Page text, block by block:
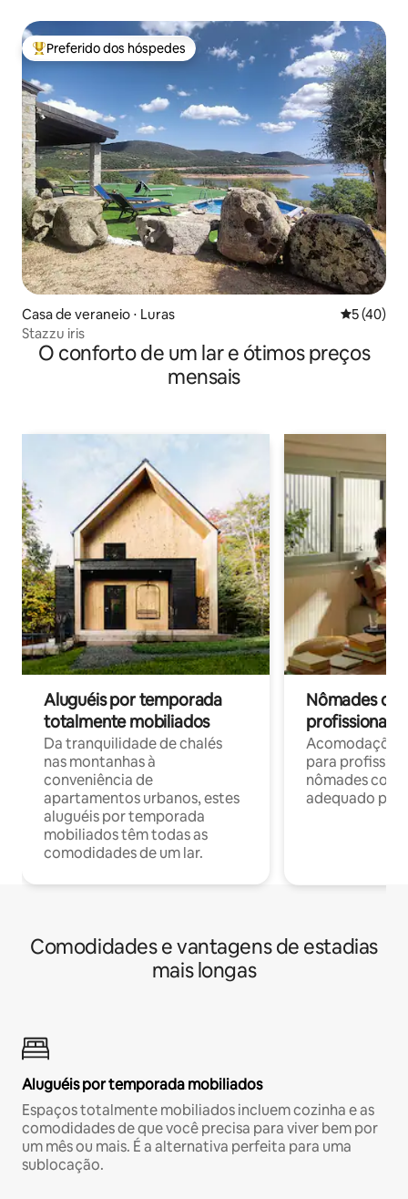
Entre os melhores preferidos dos hóspedes
Preferido dos hóspedes
Casa de veraneio ⋅ Luras 5 de uma
5 (40)
Stazzu iris
O conforto de um lar e ótimos preços
mensais
Aluguéis por temporada
totalmente mobiliados
Da tranquilidade de chalés
nas montanhas à
conveniência de
apartamentos urbanos, estes
aluguéis por temporada
mobiliados têm todas as
comodidades de um lar.
Nômades
profissionais
para
nômades com
adequado
Comodidades e vantagens de estadias
mais longas
Aluguéis por temporada mobiliados
Espaços totalmente mobiliados incluem cozinha e as
comodidades de que você precisa para viver bem por
um mês ou mais. É a alternativa perfeita para uma
sublocação.